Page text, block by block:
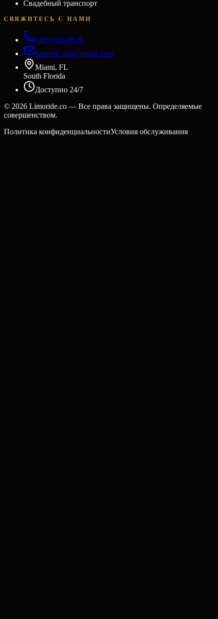
Свадебный транспорт
СВЯЖИТЕСЬ С НАМИ
(305) 606-0626
limoride.mia@gmail.com
Miami, FL
South Florida
Доступно 24/7
© 2026 Limoride.co — Все права защищены. Определяемые
совершенством.
Политика конфиденциальностиУсловия обслуживания